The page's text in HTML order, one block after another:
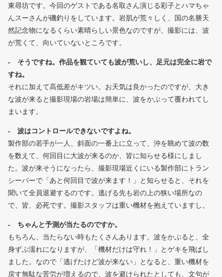
東尋坊です。今回のゲストである名取さん演じる彩子とハマちゃ
んスーさんが磯釣りをしています。岩肌が荒々しく、国の名勝天
然記念物になるくらい素晴らしい景色なのですが、撮影には、波
が荒くて、向いていないところです。
- そうですね。作品を観ていても波が荒いし、足元は完全に岩で
すね。
それに加えて高低差がキツい。お天気は良かったのですが、大き
な波が来ると撮影現場の岩場は簡単に、波をかぶって覆われてし
まいます。
- 波はコントロールできないですよね。
製作部の若手が一人、斜面の一番上に立って、沖を眺めて波の数
を数えて、何回目に大波が来るのか、皆に知らせる様にしまし
た。波が来そうになったら、撮影現場近くにいる製作部にトラン
シーバーで「あと何回目で波が来ます！」と知らせると、それを
聞いて全員退避するのです。逃げる先も岩の上の狭い場所なの
で、皆、必死です。撮影スタッフは重い機材を抱えていますし。
- ちゃんと予測が当たるのですか。
もちろん、当たらない時もたくさんあります。波をかぶると、全
身ずぶ濡れになりますが、「機材だけは守れ！」とゲキを飛ばし
ました。なので「逃げたけど波が来ない」となると、重い機材を
戻す無駄な苦労が増えるので、波を避けられたとしても、文句が